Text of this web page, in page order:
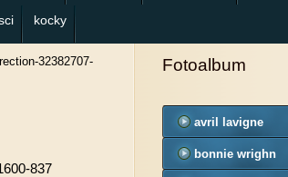
kocky
32382707-
837
Fotoalbum
avril lavigne
bonnie wrighn